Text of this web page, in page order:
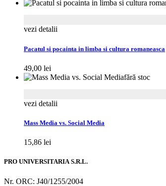
vezi detalii
Pacatul si pocainta in limba si cultura romaneasca
49,00 lei
fără stoc
vezi detalii
Mass Media vs. Social Media
15,86 lei
PRO UNIVERSITARIA S.R.L.
Nr. ORC: J40/1255/2004